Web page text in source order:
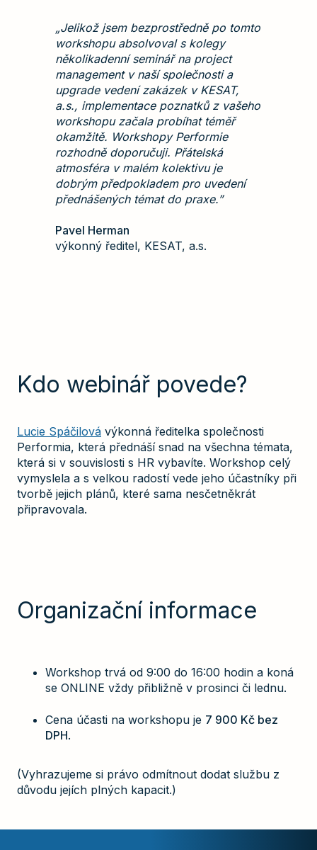
„Jelikož jsem bezprostředně po tomto
workshopu absolvoval s kolegy
několikadenní seminář na project
management v naší společnosti a
upgrade vedení zakázek v KESAT,
a.s., implementace poznatků z vašeho
workshopu začala probíhat téměř
okamžitě. Workshopy Performie
rozhodně doporučuji. Přátelská
atmosféra v malém kolektivu je
dobrým předpokladem pro uvedení
přednášených témat do praxe.”
Pavel Herman
výkonný ředitel, KESAT, a.s.
Kdo webinář povede?
Lucie Spáčilová výkonná ředitelka společnosti
Performia, která přednáší snad na všechna témata,
která si v souvislosti s HR vybavíte. Workshop celý
vymyslela a s velkou radostí vede jeho účastníky při
tvorbě jejich plánů, které sama nesčetněkrát
připravovala.
Organizační informace
Workshop trvá od 9:00 do 16:00 hodin a koná
se ONLINE vždy přibližně v prosinci či lednu.
Cena účasti na workshopu je 7 900 Kč bez
DPH.
(Vyhrazujeme si právo odmítnout dodat službu z
důvodu jejích plných kapacit.)